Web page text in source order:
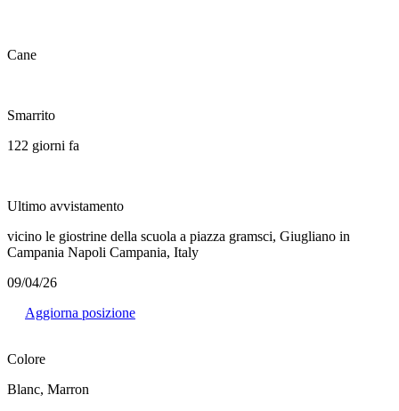
Cane
Smarrito
122 giorni fa
Ultimo avvistamento
vicino le giostrine della scuola a piazza gramsci, Giugliano in
Campania Napoli Campania, Italy
09/04/26
Aggiorna posizione
Colore
Blanc, Marron